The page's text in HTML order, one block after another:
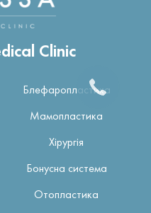
Clinic
Блефаропластика
Мамопластика
Хірургія
Бонусна система
Отопластика